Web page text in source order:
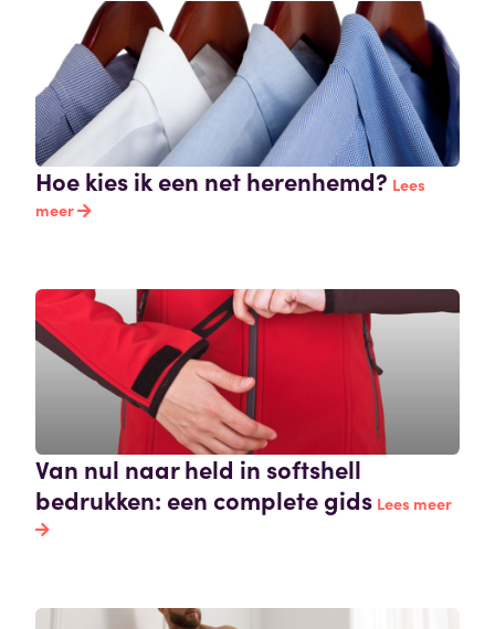
Hoe kies ik een net herenhemd? Lees
meer
Van nul naar held in softshell
bedrukken: een complete gids Lees meer